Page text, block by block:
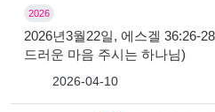
2026
2026년3월22일, 에스겔 36:26-
드러운 마음 주시는 하나님)
2026-04-10